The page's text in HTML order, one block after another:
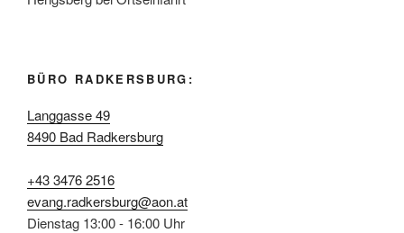
BÜRO RADKERSBURG:
Langgasse 49
8490 Bad Radkersburg
+43 3476 2516
evang.radkersburg@aon.at
Dienstag 13:00 - 16:00 Uhr